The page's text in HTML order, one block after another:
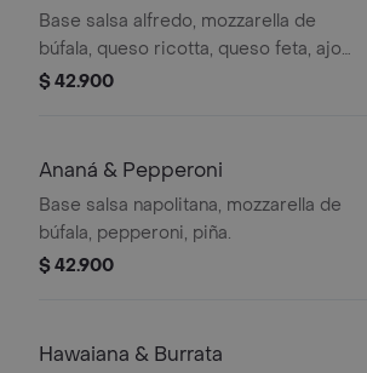
Base salsa alfredo, mozzarella de
búfala, queso ricotta, queso feta, ajo
laminado.
$ 42.900
Ananá & Pepperoni
Base salsa napolitana, mozzarella de
búfala, pepperoni, piña.
$ 42.900
Hawaiana & Burrata